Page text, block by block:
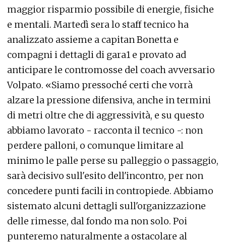
maggior risparmio possibile di energie, fisiche
e mentali. Martedì sera lo staff tecnico ha
analizzato assieme a capitan Bonetta e
compagni i dettagli di gara1 e provato ad
anticipare le contromosse del coach avversario
Volpato. «Siamo pressoché certi che vorrà
alzare la pressione difensiva, anche in termini
di metri oltre che di aggressività, e su questo
abbiamo lavorato - racconta il tecnico -: non
perdere palloni, o comunque limitare al
minimo le palle perse su palleggio o passaggio,
sarà decisivo sull'esito dell'incontro, per non
concedere punti facili in contropiede. Abbiamo
sistemato alcuni dettagli sull'organizzazione
delle rimesse, dal fondo ma non solo. Poi
punteremo naturalmente a ostacolare al